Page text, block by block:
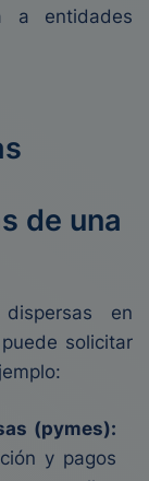
a entidades
de una
en
solicitar
(pymes):
y pagos